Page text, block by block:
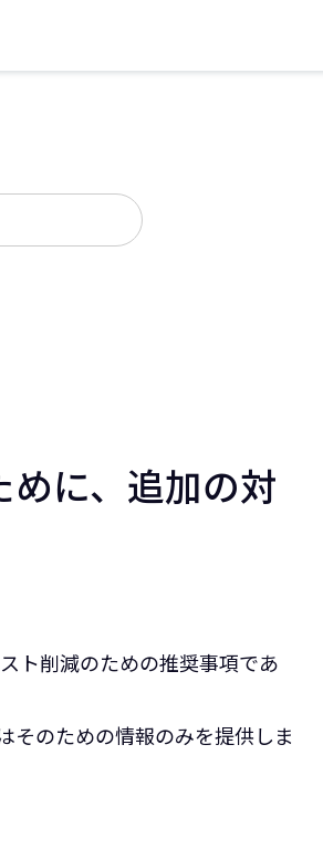
に、追加の対
ト削減のための推奨事項であ
そのための情報のみを提供しま